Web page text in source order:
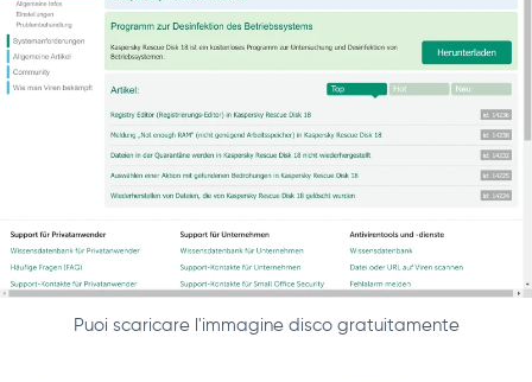
Puoi scaricare l'immagine disco gratuitamente